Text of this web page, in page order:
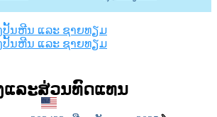
ແລະສ່ວນທົດແທນ